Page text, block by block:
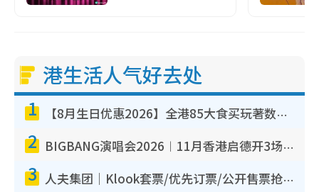
港生活人气好去处
1 【8月生日优惠2026】全港85大食买玩著数攻略 自助餐/火锅放题同行免费＋诚品/DONKI送现金券
2 BIGBANG演唱会2026︱11月香港启德开3场！实名制VIP申请、优先购票攻略
3 人夫集团｜Klook套票/优先订票/公开售票抢票攻略！附票价.购票连结.场地座位表